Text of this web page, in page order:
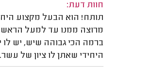
חוות דעת:
תותח! הוא הבעל מקצוע
מרוצה ממנו עד למעל
ברמה הכי גבוהה שיש, יש לו
היחידי שאתן לו ציון של עשר.